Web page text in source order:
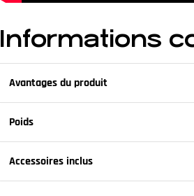
Informations
Avantages du produit
Poids
Accessoires inclus